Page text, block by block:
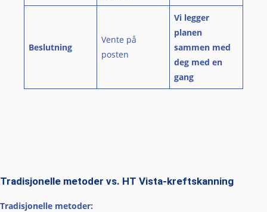
Beslutning
Vente på
posten
Vi legger
planen
sammen med
deg med en
gang
Tradisjonelle metoder vs. HT Vista-kreftskanning
Tradisjonelle metoder: